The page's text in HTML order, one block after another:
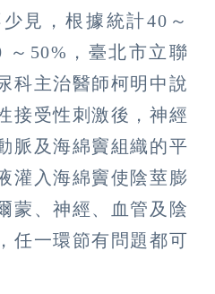
見，根據統計40～
～50%，臺北市立聯
科主治醫師柯明中說
接受性刺激後，神經
脈及海綿竇組織的平
灌入海綿竇使陰莖膨
蒙、神經、血管及陰
任一環節有問題都可